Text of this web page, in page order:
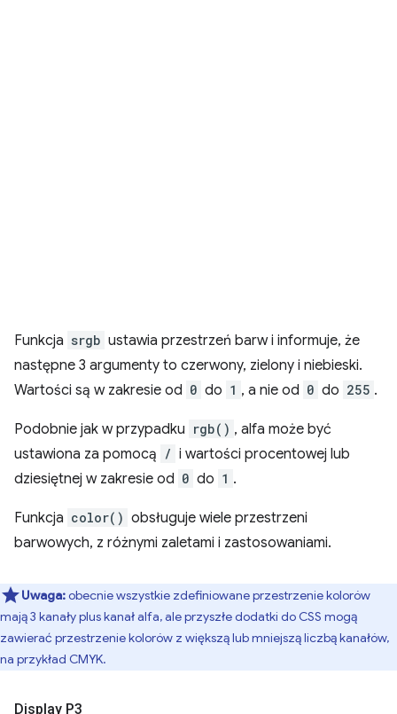
Funkcja srgb ustawia przestrzeń barw i informuje, że
następne 3 argumenty to czerwony, zielony i niebieski.
Wartości są w zakresie od 0 do 1 , a nie od 0 do 255 .
Podobnie jak w przypadku rgb() , alfa może być
ustawiona za pomocą / i wartości procentowej lub
dziesiętnej w zakresie od 0 do 1 .
Funkcja color() obsługuje wiele przestrzeni
barwowych, z różnymi zaletami i zastosowaniami.
Uwaga:obecnie wszystkie zdefiniowane przestrzenie kolorów
mają 3 kanały plus kanał alfa, ale przyszłe dodatki do CSS mogą
zawierać przestrzenie kolorów z większą lub mniejszą liczbą kanałów,
na przykład CMYK.
Display P3